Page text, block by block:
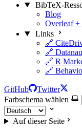
BibTeX-
Blog
Overleaf
Links
🔗
🔗
🔗 R
🔗
GitHub
Twitter
Farbschema wählen
Auf dieser Seite